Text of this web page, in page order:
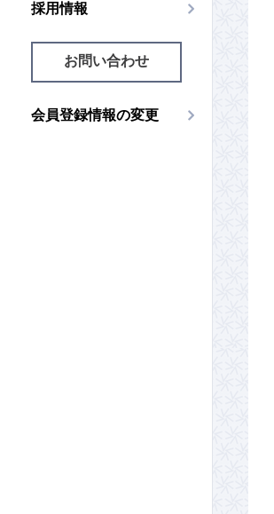
採用情報
お問い合わせ
会員登録情報の変更